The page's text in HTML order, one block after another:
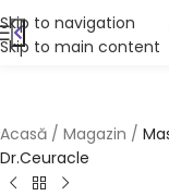
Skip to navigation
Skip to main content
Acasă / Magazin /
Dr.Ceuracle